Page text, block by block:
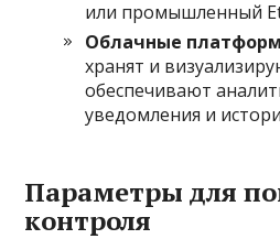
или промышленный
Облачные
хранят и
обеспечивают
уведомления и
Параметры для
контроля